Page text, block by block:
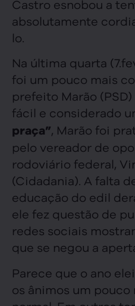
Castro esnobou a
absolutamente
lo.
Na última quarta
foi um pouco mais
prefeito Marão
fácil e considerado
praça”, Marão foi
pelo vereador de
rodoviário federal,
(Cidadania). A falta
educação do edil
ele fez questão de
redes sociais
que se negou a
Parece que o ano
os ânimos um